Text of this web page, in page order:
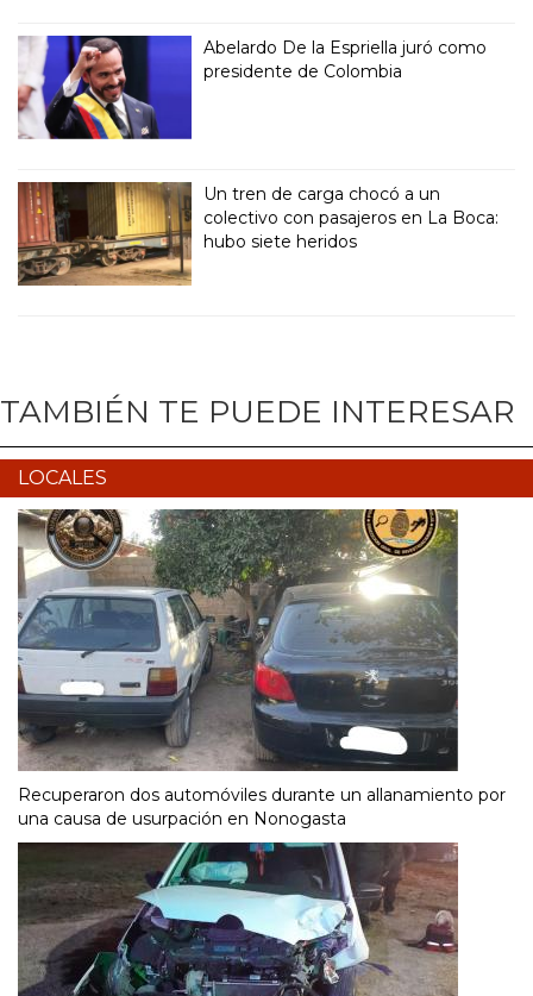
Abelardo De la Espriella juró como
presidente de Colombia
Un tren de carga chocó a un
colectivo con pasajeros en La Boca:
hubo siete heridos
TAMBIÉN TE PUEDE INTERESAR
LOCALES
Recuperaron dos automóviles durante un allanamiento por
una causa de usurpación en Nonogasta